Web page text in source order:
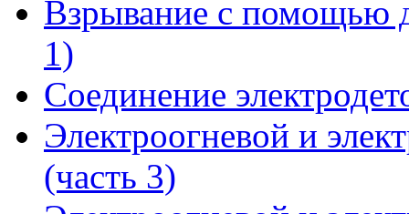
Взрывание с помощью
1)
Соединение
Электроогневой и
(часть 3)